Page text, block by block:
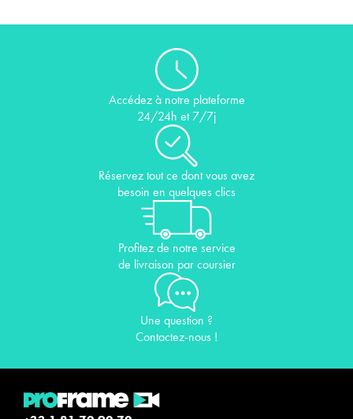
Accédez à notre plateforme
24/24h et 7/7j
Réservez tout ce dont vous avez
besoin en quelques clics
Profitez de notre service
de livraison par coursier
Une question ?
Contactez-nous !